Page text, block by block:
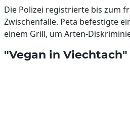
Die Polizei registrierte bis zum
Zwischenfälle. Peta befestigte
einem Grill, um Arten-
"Vegan in